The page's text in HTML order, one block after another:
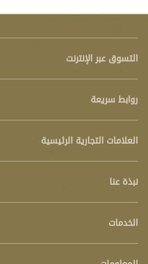
التسوق عبر الإنترنت
روابط سريعة
العلامات التجارية الرئيسية
نبذة عنا
الخدمات